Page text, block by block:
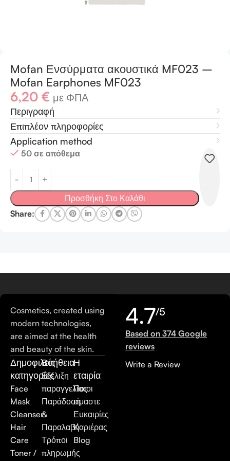
Mofan Ενσύρματα ακουστικά MF023 –
Mofan Earphones MF023
6,20 € με ΦΠΑ
Περιγραφή
Επιπλέον πληροφορίες
Application method
50 σε απόθεμα
Προσθήκη Στο Καλάθι
Share:
Cosmetics, created using
modern technologies,
are aimed at the health
and beauty of the skin.
Δημοφιλείς
κατηγορίες
Face
Mask
Cleanser
Hair
Care
Toner /
Βοήθεια
Εξέλιξη
παραγγελίας
Παράδοση
&
Παραλαβή
Τρόποι
πληρωμής
Η
εταιρία
Ποιοι
είμαστε
Ευκαιρίες
Καριέρας
Blog
4.7/5
Based on 374 Google
reviews
Write a Review